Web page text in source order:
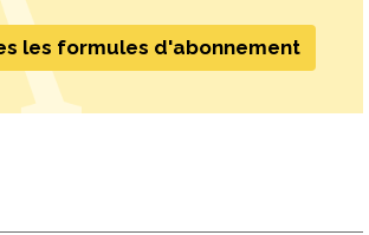
les formules d'abonnement